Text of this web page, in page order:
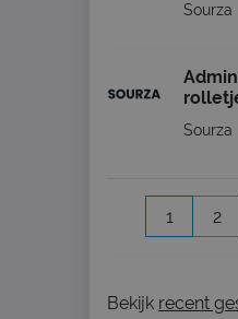
Sourza
Sourza
1 2
Bekijk recent